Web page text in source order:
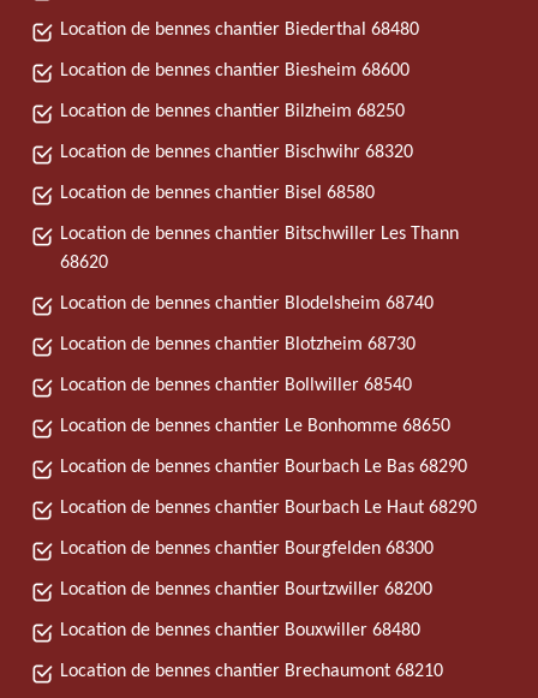
Location de bennes chantier Biederthal 68480
Location de bennes chantier Biesheim 68600
Location de bennes chantier Bilzheim 68250
Location de bennes chantier Bischwihr 68320
Location de bennes chantier Bisel 68580
Location de bennes chantier Bitschwiller Les Thann
68620
Location de bennes chantier Blodelsheim 68740
Location de bennes chantier Blotzheim 68730
Location de bennes chantier Bollwiller 68540
Location de bennes chantier Le Bonhomme 68650
Location de bennes chantier Bourbach Le Bas 68290
Location de bennes chantier Bourbach Le Haut 68290
Location de bennes chantier Bourgfelden 68300
Location de bennes chantier Bourtzwiller 68200
Location de bennes chantier Bouxwiller 68480
Location de bennes chantier Brechaumont 68210